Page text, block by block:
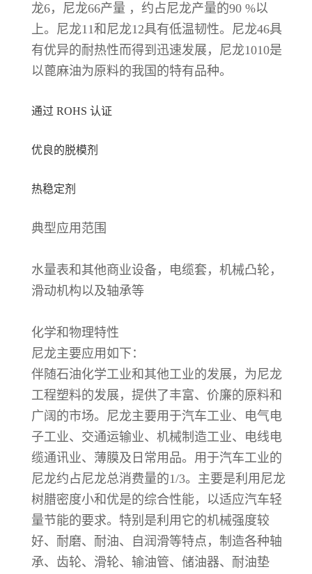
龙6，尼龙66产量 ，约占尼龙产量的90 %以
上。尼龙11和尼龙12具有低温韧性。尼龙46具
有优异的耐热性而得到迅速发展，尼龙1010是
以蓖麻油为原料的我国的特有品种。
通过 ROHS 认证
优良的脱模剂
热稳定剂
典型应用范围
水量表和其他商业设备，电缆套，机械凸轮，
滑动机构以及轴承等
化学和物理特性
尼龙主要应用如下：
伴随石油化学工业和其他工业的发展，为尼龙
工程塑料的发展，提供了丰富、价廉的原料和
广阔的市场。尼龙主要用于汽车工业、电气电
子工业、交通运输业、机械制造工业、电线电
缆通讯业、薄膜及日常用品。用于汽车工业的
尼龙约占尼龙总消费量的1/3。主要是利用尼龙
树腊密度小和优是的综合性能，以适应汽车轻
量节能的要求。特别是利用它的机械强度较
好、耐磨、耐油、自润滑等特点，制造各种轴
承、齿轮、滑轮、输油管、储油器、耐油垫